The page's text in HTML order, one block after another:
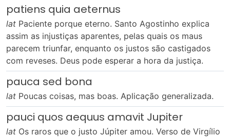
patiens quia aeternus
lat Paciente porque eterno. Santo Agostinho explica
assim as injustiças aparentes, pelas quais os maus
parecem triunfar, enquanto os justos são castigados
com reveses. Deus pode esperar a hora da justiça.
pauca sed bona
lat Poucas coisas, mas boas. Aplicação generalizada.
pauci quos aequus amavit Jupiter
lat Os raros que o justo Júpiter amou. Verso de Virgílio